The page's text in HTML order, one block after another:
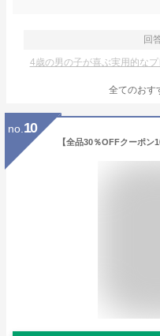
回
4歳の男の子が喜ぶ実用的な
全てのおす
no. 10